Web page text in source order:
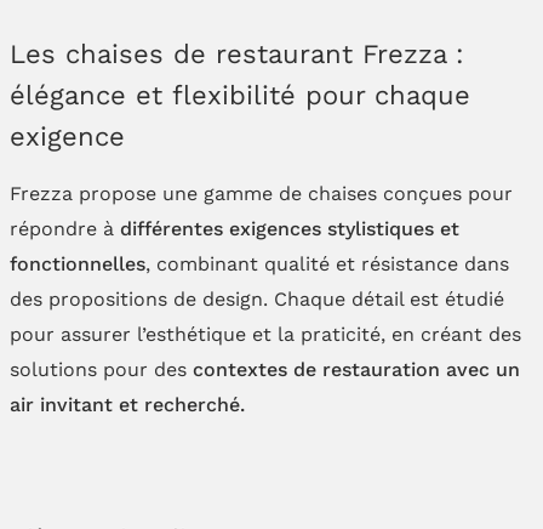
Les chaises de restaurant Frezza :
élégance et flexibilité pour chaque
exigence
Frezza propose une gamme de chaises conçues pour
répondre à différentes exigences stylistiques et
fonctionnelles, combinant qualité et résistance dans
des propositions de design. Chaque détail est étudié
pour assurer l’esthétique et la praticité, en créant des
solutions pour des contextes de restauration avec un
air invitant et recherché.